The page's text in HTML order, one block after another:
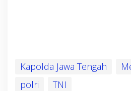
Kapolda Jawa Tengah
polri
TNI